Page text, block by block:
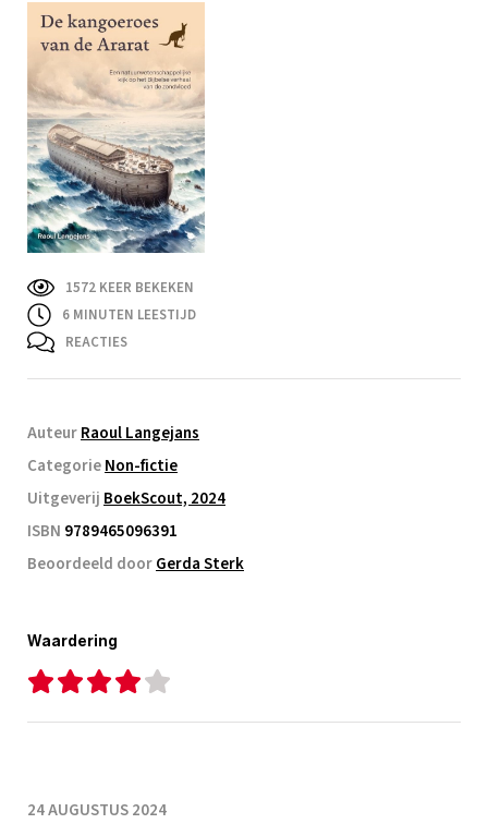
1572 KEER BEKEKEN
6 MINUTEN LEESTIJD
REACTIES
AuteurRaoul Langejans
CategorieNon-fictie
Uitgeverij BoekScout, 2024
ISBN 9789465096391
Beoordeeld doorGerda Sterk
Waardering
24 AUGUSTUS 2024